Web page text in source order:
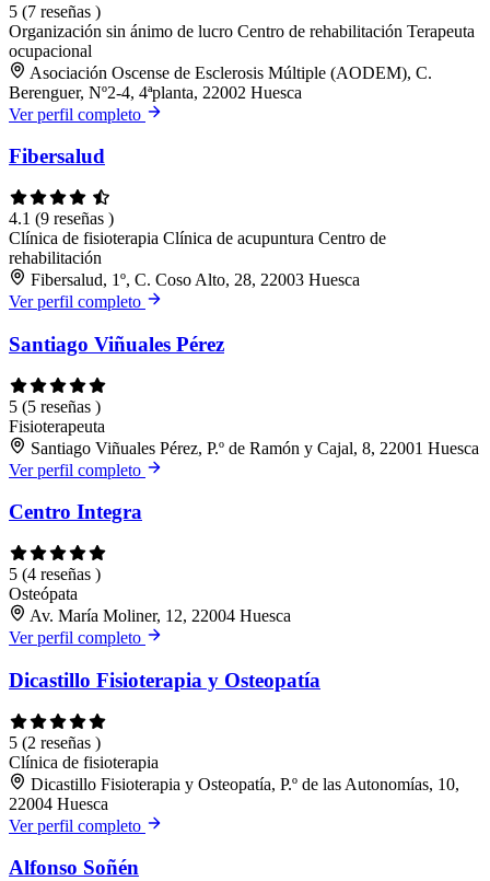
5 (7 reseñas )
Organización sin ánimo de lucro Centro de rehabilitación Terapeuta
ocupacional
Asociación Oscense de Esclerosis Múltiple (AODEM), C.
Berenguer, Nº2-4, 4ªplanta, 22002 Huesca
Ver perfil completo
Fibersalud
4.1 (9 reseñas )
Clínica de fisioterapia Clínica de acupuntura Centro de
rehabilitación
Fibersalud, 1º, C. Coso Alto, 28, 22003 Huesca
Ver perfil completo
Santiago Viñuales Pérez
5 (5 reseñas )
Fisioterapeuta
Santiago Viñuales Pérez, P.º de Ramón y Cajal, 8, 22001 Huesca
Ver perfil completo
Centro Integra
5 (4 reseñas )
Osteópata
Av. María Moliner, 12, 22004 Huesca
Ver perfil completo
Dicastillo Fisioterapia y Osteopatía
5 (2 reseñas )
Clínica de fisioterapia
Dicastillo Fisioterapia y Osteopatía, P.º de las Autonomías, 10,
22004 Huesca
Ver perfil completo
Alfonso Soñén